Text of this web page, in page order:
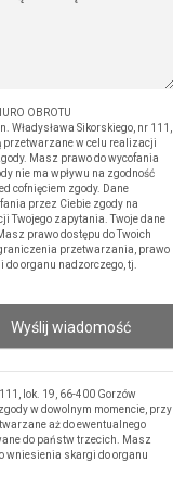
OBROTU
Władysława Sikorskiego, nr 111,
przetwarzane w celu realizacji
Masz prawo do wycofania
nie ma wpływu na zgodność
cofnięciem zgody. Dane
przez Ciebie zgody na
Twojego zapytania. Twoje dane
prawo dostępu do Twoich
przetwarzania, prawo
organu nadzorczego, tj.
Wyślij wiadomość
lok. 19, 66-400 Gorzów
w dowolnym momencie, przy
aż do ewentualnego
do państw trzecich. Masz
wniesienia skargi do organu